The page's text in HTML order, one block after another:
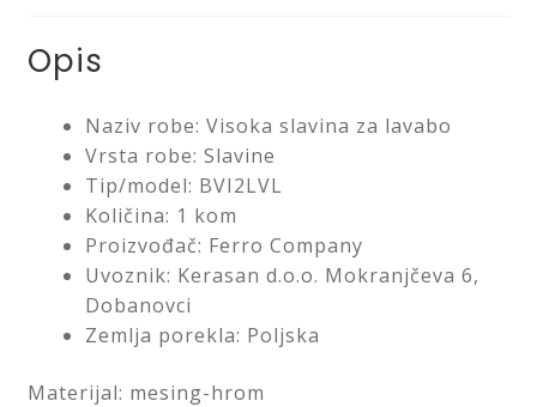
Opis
Naziv robe: Visoka slavina za lavabo
Vrsta robe: Slavine
Tip/model: BVI2LVL
Količina: 1 kom
Proizvođač: Ferro Company
Uvoznik: Kerasan d.o.o. Mokranjčeva 6,
Dobanovci
Zemlja porekla: Poljska
Materijal: mesing-hrom